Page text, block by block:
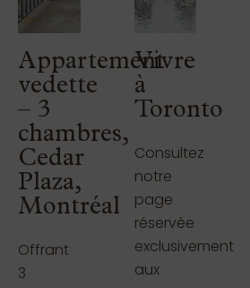
Appartement
vedette
– 3
chambres,
Cedar
Plaza,
Montréal
Offrant
3
Vivre
à
Toronto
Consultez
notre
page
réservée
exclusivement
aux